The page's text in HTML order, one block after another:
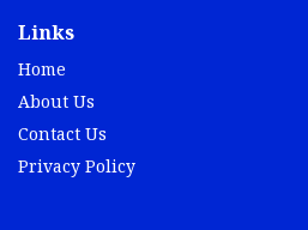
Links
Home
About Us
Contact Us
Privacy Policy